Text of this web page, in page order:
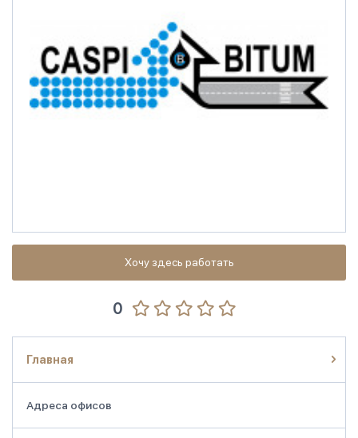
Хочу здесь работать
0
Главная
Адреса офисов